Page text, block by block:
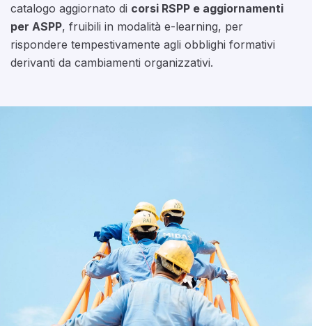
catalogo aggiornato di corsi RSPP e aggiornamenti
per ASPP, fruibili in modalità e-learning, per
rispondere tempestivamente agli obblighi formativi
derivanti da cambiamenti organizzativi.